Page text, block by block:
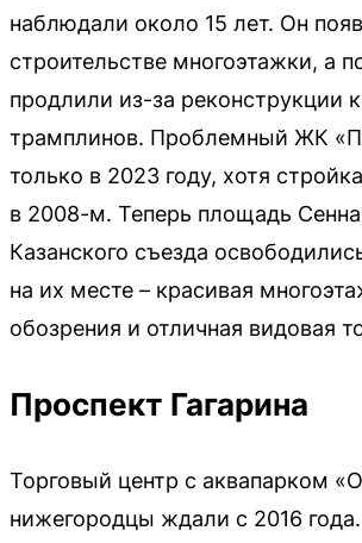
наблюдали около 15 лет. Он
строительстве многоэтажки, а
продлили из-за реконструкции
трамплинов. Проблемный ЖК
только в 2023 году, хотя
в 2008-м. Теперь площадь
Казанского съезда
на их месте – красивая
обозрения и отличная видовая
Проспект Гагарина
Торговый центр с аквапарком
нижегородцы ждали с 2016